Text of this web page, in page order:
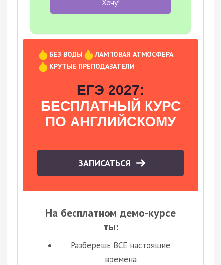
Хочу!
БЕЗ ВОДЫ
ЛАМПОВАЯ АТМОСФЕРА
КРУТЫЕ ПРЕПОДАВАТЕЛИ
ЕГЭ 2027:
БЕСПЛАТНЫЙ КУРС
ПО АНГЛИЙСКОМУ
ЗАПИСАТЬСЯ
На бесплатном демо-курсе
ты:
Разберешь ВСЕ настоящие
времена